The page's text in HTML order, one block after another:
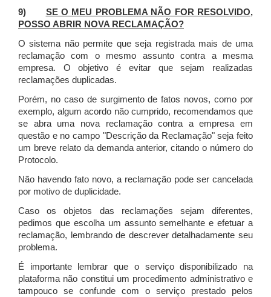
9) SE O MEU PROBLEMA NÃO FOR RESOLVIDO,
POSSO ABRIR NOVA RECLAMAÇÃO?
O sistema não permite que seja registrada mais de uma
reclamação com o mesmo assunto contra a mesma
empresa. O objetivo é evitar que sejam realizadas
reclamações duplicadas.
Porém, no caso de surgimento de fatos novos, como por
exemplo, algum acordo não cumprido, recomendamos que
se abra uma nova reclamação contra a empresa em
questão e no campo "Descrição da Reclamação" seja feito
um breve relato da demanda anterior, citando o número do
Protocolo.
Não havendo fato novo, a reclamação pode ser cancelada
por motivo de duplicidade.
Caso os objetos das reclamações sejam diferentes,
pedimos que escolha um assunto semelhante e efetuar a
reclamação, lembrando de descrever detalhadamente seu
problema.
É importante lembrar que o serviço disponibilizado na
plataforma não constitui um procedimento administrativo e
tampouco se confunde com o serviço prestado pelos